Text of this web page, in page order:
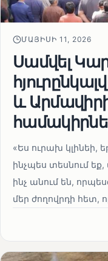
ՄԱՅԻՍԻ 11, 2026
Սամվել
և
«Ես ուրախ կլինեի,
ինչպես տեսնում եք,
ինչ անում են,
մեր ժողովրդի հետ,